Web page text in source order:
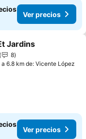
Ver precios
favoritos
Jardins
8
a 6.8 km de: Vicente López
Ver precios